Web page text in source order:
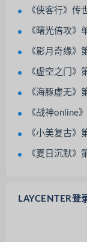
《侠客行》传世
《曙光倍攻》单职业
《影月奇缘》第352
《虚空之门》第351
《海豚虚无
《战神online
《小美复古》第348
《夏日沉默
LAYCENTER登